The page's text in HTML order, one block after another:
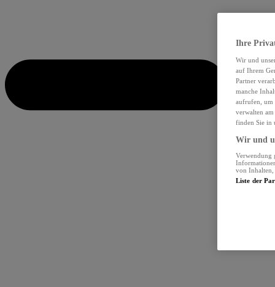
Ihre
Wir und
auf Ihrem
Partner
manche
aufrufen, um
verwalten
finden Sie in
Wir und
Verwendung
von Inhalten,
Liste der